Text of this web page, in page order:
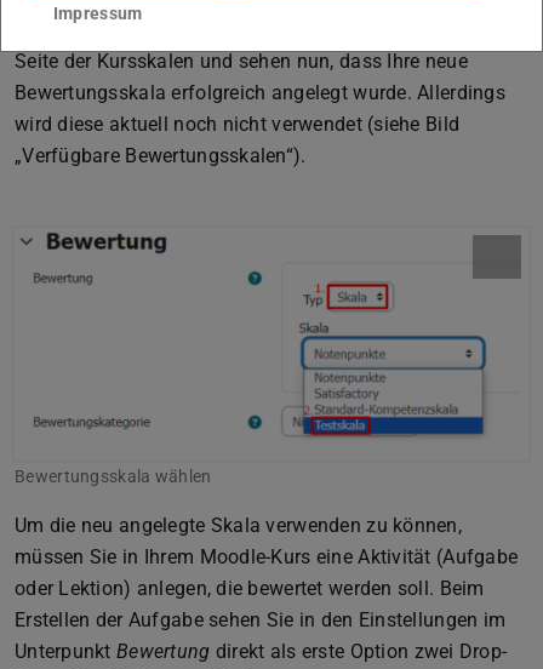
Nach dem Speichern gelangen Sie wieder zurück auf die
Seite der Kursskalen und sehen nun, dass Ihre neue
Bewertungsskala erfolgreich angelegt wurde. Allerdings
wird diese aktuell noch nicht verwendet (siehe Bild
„Verfügbare Bewertungsskalen“).
Bewertungsskala wählen
Um die neu angelegte Skala verwenden zu können,
müssen Sie in Ihrem Moodle-Kurs eine Aktivität (Aufgabe
oder Lektion) anlegen, die bewertet werden soll. Beim
Erstellen der Aufgabe sehen Sie in den Einstellungen im
UnterpunktBewertung direkt als erste Option zwei Drop-
Impressum